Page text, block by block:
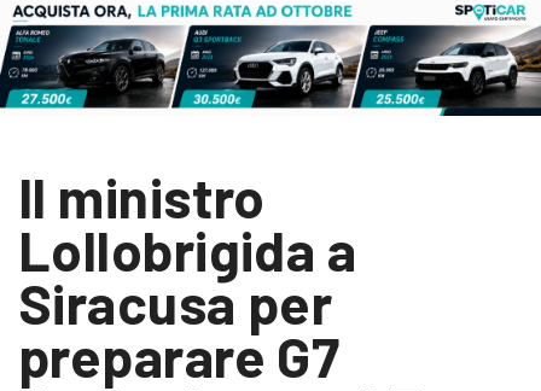
Il ministro
Lollobrigida a
Siracusa per
preparare G7